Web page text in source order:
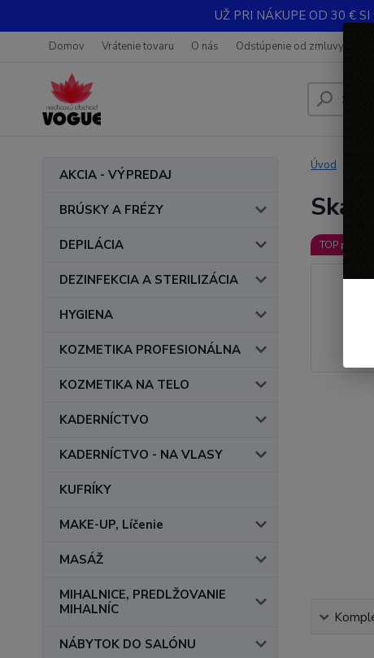
UŽ PRI NÁKUPE OD 30 €
Domov Vrátenie tovaru O nás Odstúpenie od zmluvy
AKCIA - VÝPREDAJ
BRÚSKY A FRÉZY
DEPILÁCIA
DEZINFEKCIA A STERILIZÁCIA
HYGIENA
KOZMETIKA PROFESIONÁLNA
KOZMETIKA NA TELO
KADERNÍCTVO
KADERNÍCTVO - NA VLASY
KUFRÍKY
MAKE-UP, Líčenie
MASÁŽ
MIHALNICE, PREDLŽOVANIE
MIHALNÍC
NÁBYTOK DO SALÓNU
Úvod
TOP produkt